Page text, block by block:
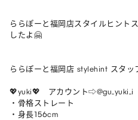
ららぽーと福岡店スタイルヒント
したよ🤗
ららぽーと福岡店 stylehint スタッ
💖yuki💖　アカウント⇨@gu_yuki_i
・骨格ストレート
・身長156cm